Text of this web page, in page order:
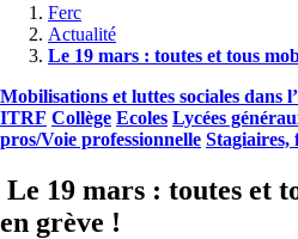
Ferc
Actualité
Le 19 mars : toutes et tous
Mobilisations et luttes sociales dans
ITRF Collège Ecoles Lycées
pros/Voie professionnelle Stagiaires,
Le 19 mars : toutes et
en grève !